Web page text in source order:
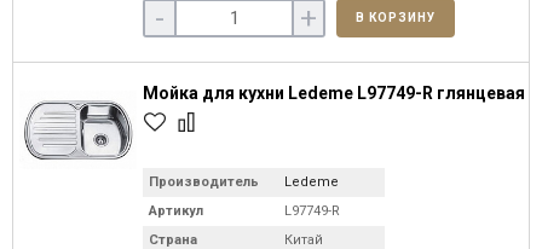
- + В КОРЗИНУ
Мойка для кухни Ledeme L97749-R глянцевая
Производитель
Ledeme
Артикул
L97749-R
Страна
Китай